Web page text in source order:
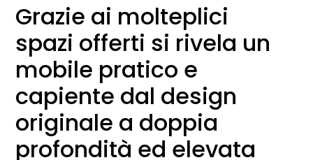
Grazie ai molteplici
spazi offerti si rivela un
mobile pratico e
capiente dal design
originale a doppia
profondità ed elevata